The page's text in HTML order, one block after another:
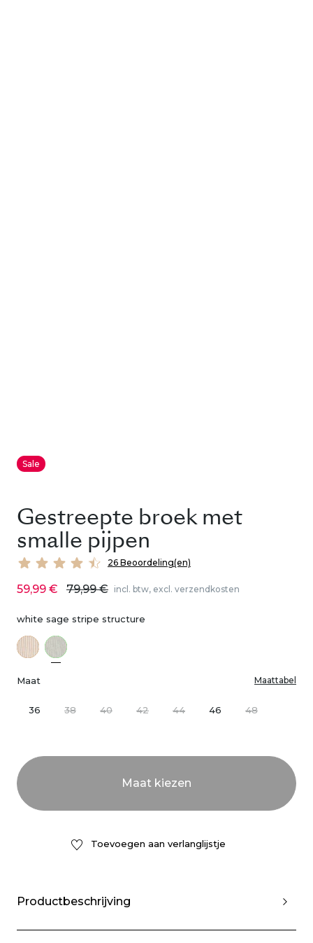
Sale
Gestreepte broek met
smalle pijpen
26 Beoordeling(en)
59,99 € 79,99 € incl. btw, excl. verzendkosten
white sage stripe structure
Maat Maattabel
36 38 40 42 44 46 48
Toevoegen aan verlanglijstje
Productbeschrijving